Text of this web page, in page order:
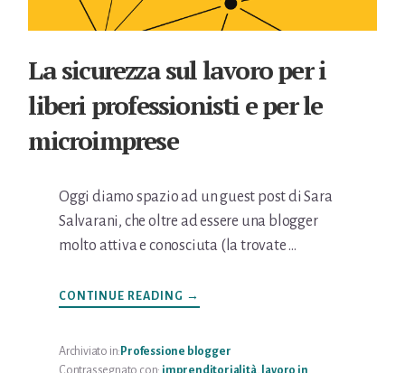
La sicurezza sul lavoro per i
liberi professionisti e per le
microimprese
Oggi diamo spazio ad un guest post di Sara
Salvarani, che oltre ad essere una blogger
molto attiva e conosciuta (la trovate …
CONTINUE READING INFOLA
SICUREZZA
PER
I
→
Archiviato in: Professione blogger
Contrassegnato con: imprenditorialità,
lavoro in